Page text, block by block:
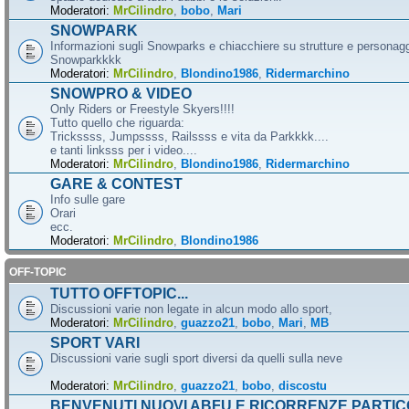
Moderatori: MrCilindro bobo Mari
SNOWPARK
Informazioni sugli Snowparks e chiacchiere su strutture e
Snowparkkkk
Moderatori: MrCilindro Blondino1986 Ridermarchino
SNOWPRO & VIDEO
Only Riders or Freestyle Skyers!!!!
Tutto quello che riguarda:
Trickssss, Jumpssss, Railssss e vita da Parkkkk....
e tanti linksss per i video....
Moderatori: MrCilindro Blondino1986 Ridermarchino
GARE & CONTEST
Info sulle gare
Orari
ecc.
Moderatori: MrCilindro Blondino1986
OFF-TOPIC
TUTTO OFFTOPIC...
Discussioni varie non legate in alcun modo allo sport,
Moderatori: MrCilindro guazzo21 bobo Mari MB
SPORT VARI
Discussioni varie sugli sport diversi da quelli sulla neve
Moderatori: MrCilindro guazzo21 bobo discostu
BENVENUTI NUOVI ABFU E RICORRENZE